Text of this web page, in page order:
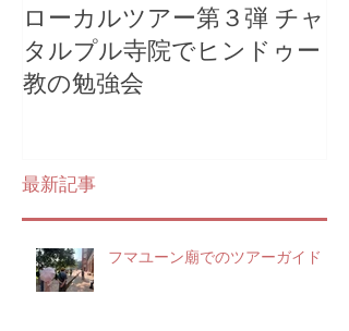
ローカルツアー第３弾 チャ
タルプル寺院でヒンドゥー
教の勉強会
最新記事
フマユーン廟でのツアーガイド